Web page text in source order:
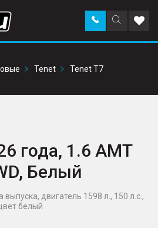
Поиск
по
Заказать
звонок в
Tenet Tenet T7
года, 1.6 AMT
Белый
двигатель 1598 л., 150 л.с.,
белый